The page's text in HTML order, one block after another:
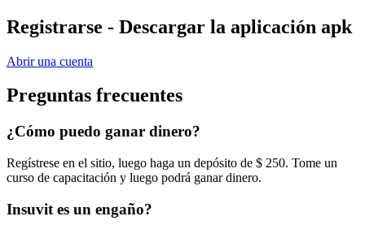
Registrarse - Descargar la aplicación apk
Abrir una cuenta
Preguntas frecuentes
¿Cómo puedo ganar dinero?
Regístrese en el sitio, luego haga un depósito de $ 250. Tome un
curso de capacitación y luego podrá ganar dinero.
Insuvit es un engaño?